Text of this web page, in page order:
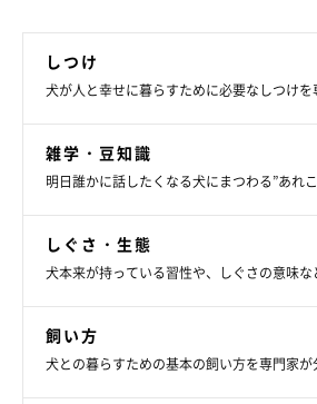
しつけ
犬が人と幸せに暮らすために必要なしつけ
雑学・豆知識
明日誰かに話したくなる犬にまつわる”あれ
しぐさ・生態
犬本来が持っている習性や、しぐさの意味
飼い方
犬との暮らすための基本の飼い方を専門家